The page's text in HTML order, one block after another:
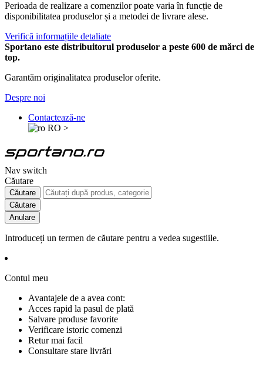
Perioada de realizare a comenzilor poate varia în funcție de
disponibilitatea produselor și a metodei de livrare alese.
Verifică informațiile detaliate
Sportano este distribuitorul produselor a peste 600 de mărci de
top.
Garantăm originalitatea produselor oferite.
Despre noi
Contactează-ne
RO >
Nav switch
Căutare
Căutare
Căutare
Anulare
Introduceți un termen de căutare pentru a vedea sugestiile.
Contul meu
Avantajele de a avea cont:
Acces rapid la pasul de plată
Salvare produse favorite
Verificare istoric comenzi
Retur mai facil
Consultare stare livrări